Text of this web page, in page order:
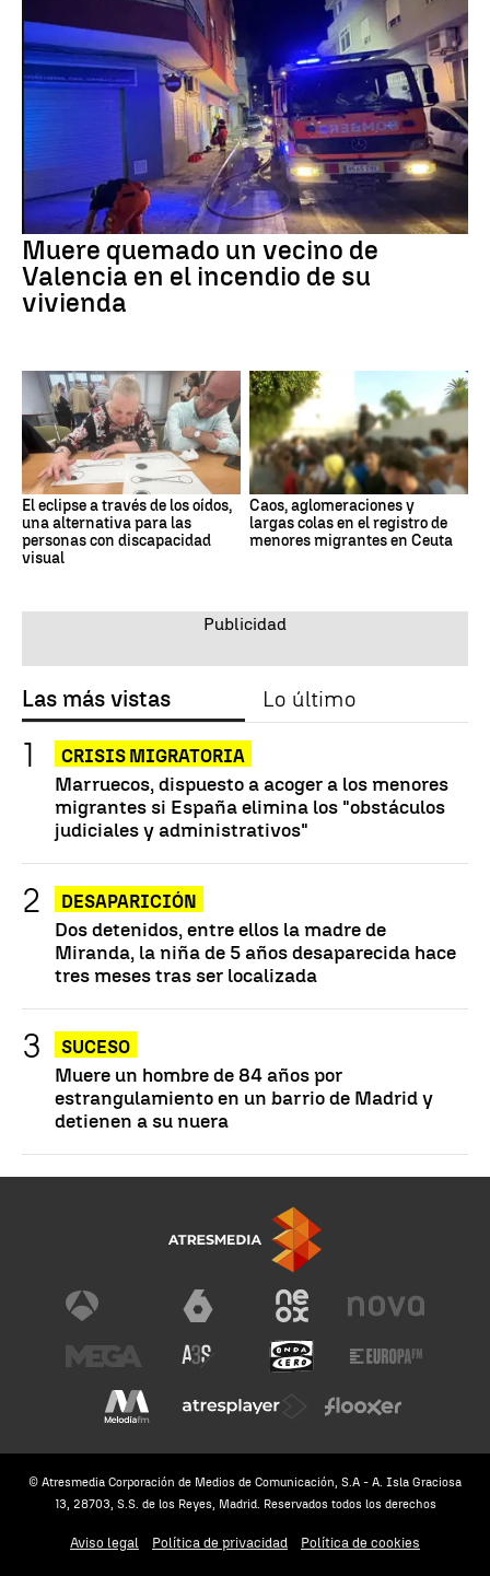
Muere quemado un vecino de
Valencia en el incendio de su
vivienda
El eclipse a través de los oídos,
una alternativa para las
personas con discapacidad
visual
Caos, aglomeraciones y
largas colas en el registro de
menores migrantes en Ceuta
Las más vistas Lo último
CRISIS MIGRATORIA
Marruecos, dispuesto a acoger a los menores
migrantes si España elimina los "obstáculos
judiciales y administrativos"
DESAPARICIÓN
Dos detenidos, entre ellos la madre de
Miranda, la niña de 5 años desaparecida hace
tres meses tras ser localizada
SUCESO
Muere un hombre de 84 años por
estrangulamiento en un barrio de Madrid y
detienen a su nuera
© Atresmedia Corporación de Medios de Comunicación, S.A - A. Isla Graciosa
13, 28703, S.S. de los Reyes, Madrid. Reservados todos los derechos
Aviso legal Política de privacidad Política de cookies